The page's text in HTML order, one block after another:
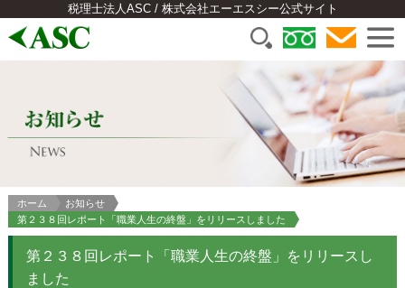
税理士法人ASC / 株式会社エーエスシー公式サイト
ホーム
お知らせ
第２３８回レポート「職業人生の終盤」をリリースしました
第２３８回レポート「職業人生の終盤」をリリースし
ました